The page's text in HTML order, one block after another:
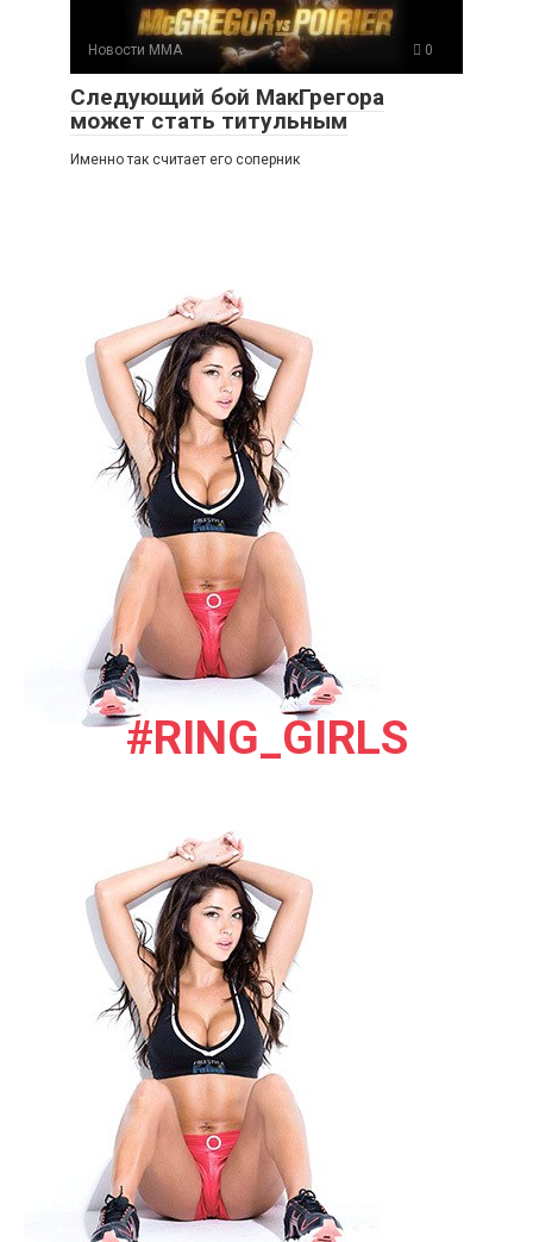
Новости ММА 0
Следующий бой МакГрегора
может стать титульным
Именно так считает его соперник
#RING_GIRLS